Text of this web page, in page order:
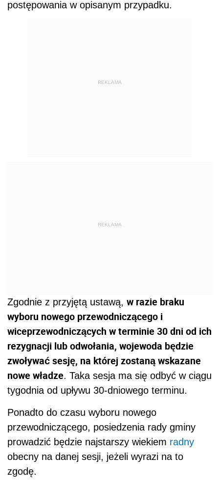
postępowania w opisanym przypadku.
REKLAMA
REKLAMA
Zgodnie z przyjętą ustawą, w razie braku
wyboru nowego przewodniczącego i
wiceprzewodniczących w terminie 30 dni od ich
rezygnacji lub odwołania, wojewoda będzie
zwoływać sesję, na której zostaną wskazane
nowe władze. Taka sesja ma się odbyć w ciągu
tygodnia od upływu 30-dniowego terminu.
Ponadto do czasu wyboru nowego
przewodniczącego, posiedzenia rady gminy
prowadzić będzie najstarszy wiekiem radny
obecny na danej sesji, jeżeli wyrazi na to
zgodę.